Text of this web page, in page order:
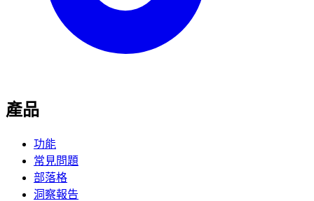
產品
功能
常見問題
部落格
洞察報告